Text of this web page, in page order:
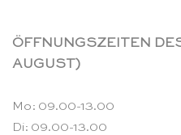
ÖFFNUNGSZEITEN
AUGUST)
Mo: 09.00-13.00
Di: 09.00-13.00